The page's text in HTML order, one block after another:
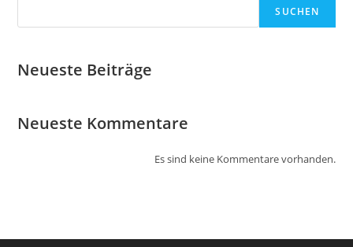
SUCHEN
Neueste Beiträge
Neueste Kommentare
Es sind keine Kommentare vorhanden.